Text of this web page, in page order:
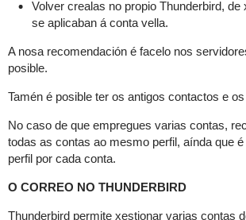
Volver crealas no propio Thunderbird, de
se aplicaban á conta vella.
A nosa recomendación é facelo nos
posible.
Tamén é posible ter os antigos contactos e
No caso de que empregues varias contas,
todas as contas ao mesmo perfil, aínda que
perfil por cada conta.
O CORREO NO THUNDERBIRD
Thunderbird permite xestionar varias contas